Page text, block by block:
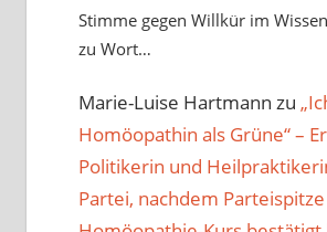
Stimme gegen Willkür im
zu Wort…
Marie-Luise Hartmann zu
Homöopathin als Grüne“ –
Politikerin und
Partei, nachdem